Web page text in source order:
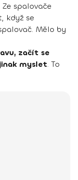
spalovače
když se
Mělo by
začít se
myslet. To